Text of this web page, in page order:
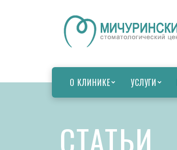
О КЛИНИКЕ УСЛУГИ
СТАТЬИ